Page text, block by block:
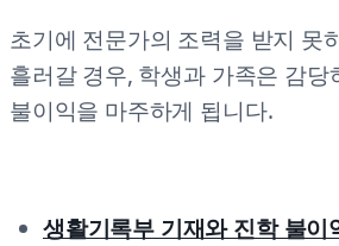
초기에 전문가의 조력을 받지 못
흘러갈 경우, 학생과 가족은 감당
불이익을 마주하게 됩니다.
생활기록부 기재와 진학 불이